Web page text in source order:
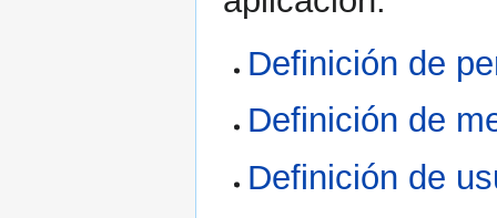
Definición de
Definición de
Definición de